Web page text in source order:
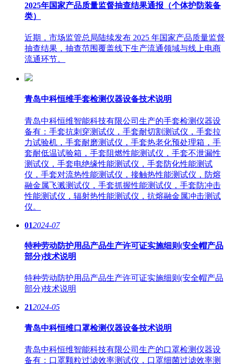
2025年国家产品质量监督抽查结果通报（个体护防装备
类）
近期，市场监管总局陆续发布 2025 年国家产品质量监督
抽查结果，抽查范围覆盖线下生产流通领域与线上电商
流通环节。
青岛中科恒维手套检测仪器设备技术说明
青岛中科恒维智能科技有限公司生产的手套检测仪器设
备有：手套抗刺穿测试仪，手套耐切割测试仪，手套拉
力试验机，手套耐磨测试仪，手套热老化预处理箱，手
套耐低温试验箱，手套阻燃性能测试仪，手套不泄漏性
测试仪，手套电绝缘性能测试仪，手套防化性能测试
仪，手套对流热性能测试仪，接触热性能测试仪，防熔
融金属飞溅测试仪，手套抓握性能测试仪，手套防冲击
性能测试仪，辐射热性能测试仪，抗熔融金属冲击测试
仪。
012024-07
特种劳动防护用品产品生产许可证实施细则(安全帽产品
部分)技术说明
特种劳动防护用品产品生产许可证实施细则(安全帽产品
部分)技术说明
212024-05
青岛中科恒维口罩检测仪器设备技术说明
青岛中科恒维智能科技有限公司生产的口罩检测仪器设
备有：口罩颗粒过滤效率测试仪，口罩细菌过滤效率测